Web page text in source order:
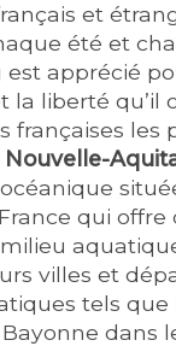
et
été et
apprécié
la liberté qu’il
françaises les
Nouvelle-
qui offre
villes et
tels que
Bayonne dans